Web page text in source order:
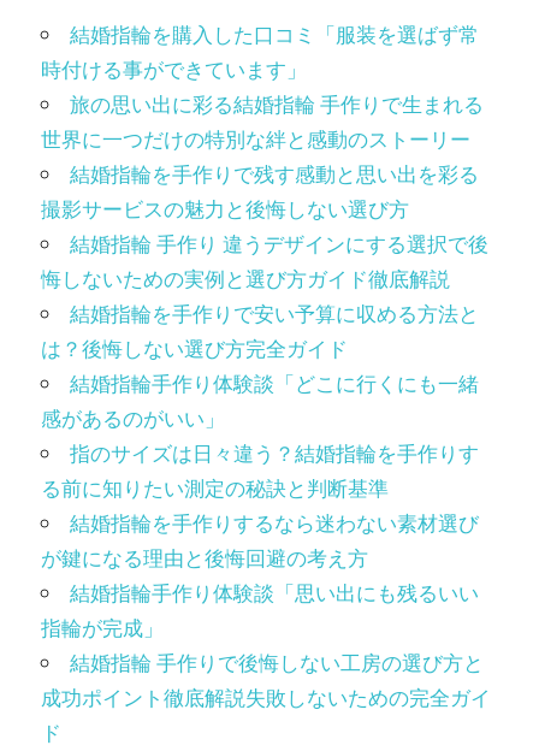
結婚指輪を購入した口コミ「服装を選ばず常
時付ける事ができています」
旅の思い出に彩る結婚指輪 手作りで生まれる
世界に一つだけの特別な絆と感動のストーリー
結婚指輪を手作りで残す感動と思い出を彩る
撮影サービスの魅力と後悔しない選び方
結婚指輪 手作り 違うデザインにする選択で後
悔しないための実例と選び方ガイド徹底解説
結婚指輪を手作りで安い予算に収める方法と
は？後悔しない選び方完全ガイド
結婚指輪手作り体験談「どこに行くにも一緒
感があるのがいい」
指のサイズは日々違う？結婚指輪を手作りす
る前に知りたい測定の秘訣と判断基準
結婚指輪を手作りするなら迷わない素材選び
が鍵になる理由と後悔回避の考え方
結婚指輪手作り体験談「思い出にも残るいい
指輪が完成」
結婚指輪 手作りで後悔しない工房の選び方と
成功ポイント徹底解説失敗しないための完全ガイ
ド